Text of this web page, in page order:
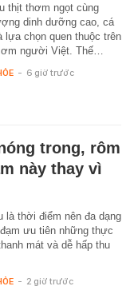
thịt thơm ngọt cùng
dinh dưỡng cao, cá
lựa chọn quen thuộc trên
người Việt. Thế…
- 6 giờ trước
trong, rôm
này thay vì
là thời điểm nên đa dạng
ưu tiên những thực
mát và dễ hấp thu
- 2 giờ trước